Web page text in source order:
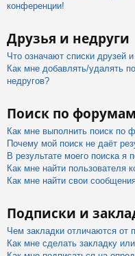
конференции!
Друзья и недруги
Что означают списки друзей
Как мне добавлять/удалять
недругов?
Поиск по форумам
Как мне выполнить поиск по
Почему мой поиск не даёт
В результате моего поиска я
Как мне найти пользователя
Как мне найти свои
Подписки и
Чем закладки отличаются от
Как мне сделать закладку